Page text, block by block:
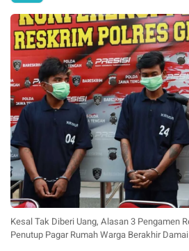
Kesal Tak Diberi Uang, Alasan 3 Pengamen
Penutup Pagar Rumah Warga Berakhir Damai